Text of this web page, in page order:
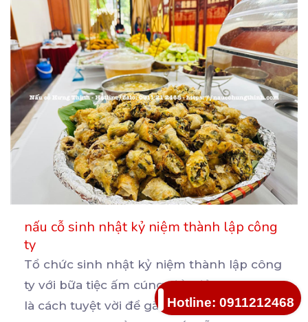
nấu cỗ sinh nhật kỷ niệm thành lập công
ty
Tổ chức sinh nhật kỷ niệm thành lập công
ty với bữa tiệc ấm cúng, đầy đủ món ngon
là cách tuyệt vời để gắn kết đồng nghiệp.
Hotline: 0911212468